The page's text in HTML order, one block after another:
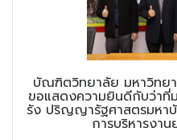
บัณฑิตวิทยาลัย มหาวิทย
ขอแสดงความยินดีกับว่า
รัง ปริญญารัฐศาสตรมหา
การบริหารงา